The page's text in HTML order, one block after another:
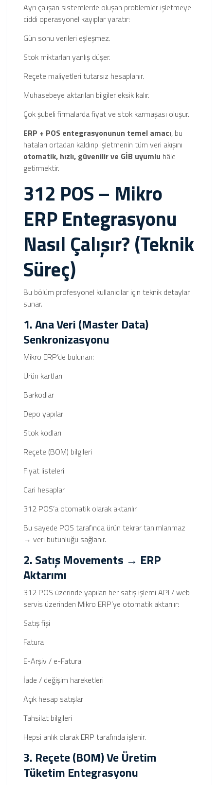
Ayrı çalışan sistemlerde oluşan problemler işletmeye
ciddi operasyonel kayıplar yaratır:
Gün sonu verileri eşleşmez.
Stok miktarları yanlış düşer.
Reçete maliyetleri tutarsız hesaplanır.
Muhasebeye aktarılan bilgiler eksik kalır.
Çok şubeli firmalarda fiyat ve stok karmaşası oluşur.
ERP + POS entegrasyonunun temel amacı, bu
hataları ortadan kaldırıp işletmenin tüm veri akışını
otomatik, hızlı, güvenilir ve GİB uyumlu hâle
getirmektir.
312 POS – Mikro
ERP Entegrasyonu
Nasıl Çalışır? (Teknik
Süreç)
Bu bölüm profesyonel kullanıcılar için teknik detaylar
sunar.
1. Ana Veri (Master Data)
Senkronizasyonu
Mikro ERP’de bulunan:
Ürün kartları
Barkodlar
Depo yapıları
Stok kodları
Reçete (BOM) bilgileri
Fiyat listeleri
Cari hesaplar
312 POS’a otomatik olarak aktarılır.
Bu sayede POS tarafında ürün tekrar tanımlanmaz
→ veri bütünlüğü sağlanır.
2. Satış Movements → ERP
Aktarımı
312 POS üzerinde yapılan her satış işlemi API / web
servis üzerinden Mikro ERP’ye otomatik aktarılır:
Satış fişi
Fatura
E-Arşiv / e-Fatura
İade / değişim hareketleri
Açık hesap satışlar
Tahsilat bilgileri
Hepsi anlık olarak ERP tarafında işlenir.
3. Reçete (BOM) Ve Üretim
Tüketim Entegrasyonu